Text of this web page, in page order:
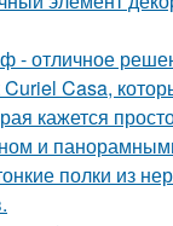
- отличное
Casa,
кажется
и
полки из